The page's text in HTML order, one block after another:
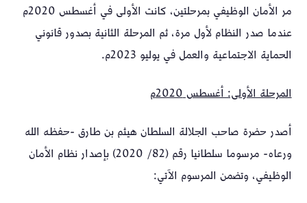
مر الأمان الوظيفي بمرحلتين، كانت الأولى في أغسطس 2020م
عندما صدر النظام لأول مرة، ثم المرحلة الثانية بصدور قانوني
الحماية الاجتماعية والعمل في يوليو 2023م.
المرحلة الأولى: أغسطس 2020م
أصدر حضرة صاحب الجلالة السلطان هيثم بن طارق -حفظه الله
ورعاه- مرسوما سلطانيا رقم (82/ 2020) بإصدار نظام الأمان
الوظيفي، وتضمن المرسوم الآتي: